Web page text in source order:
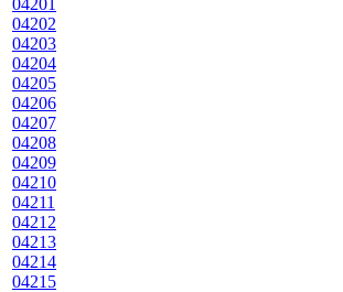
04201
04202
04203
04204
04205
04206
04207
04208
04209
04210
04211
04212
04213
04214
04215